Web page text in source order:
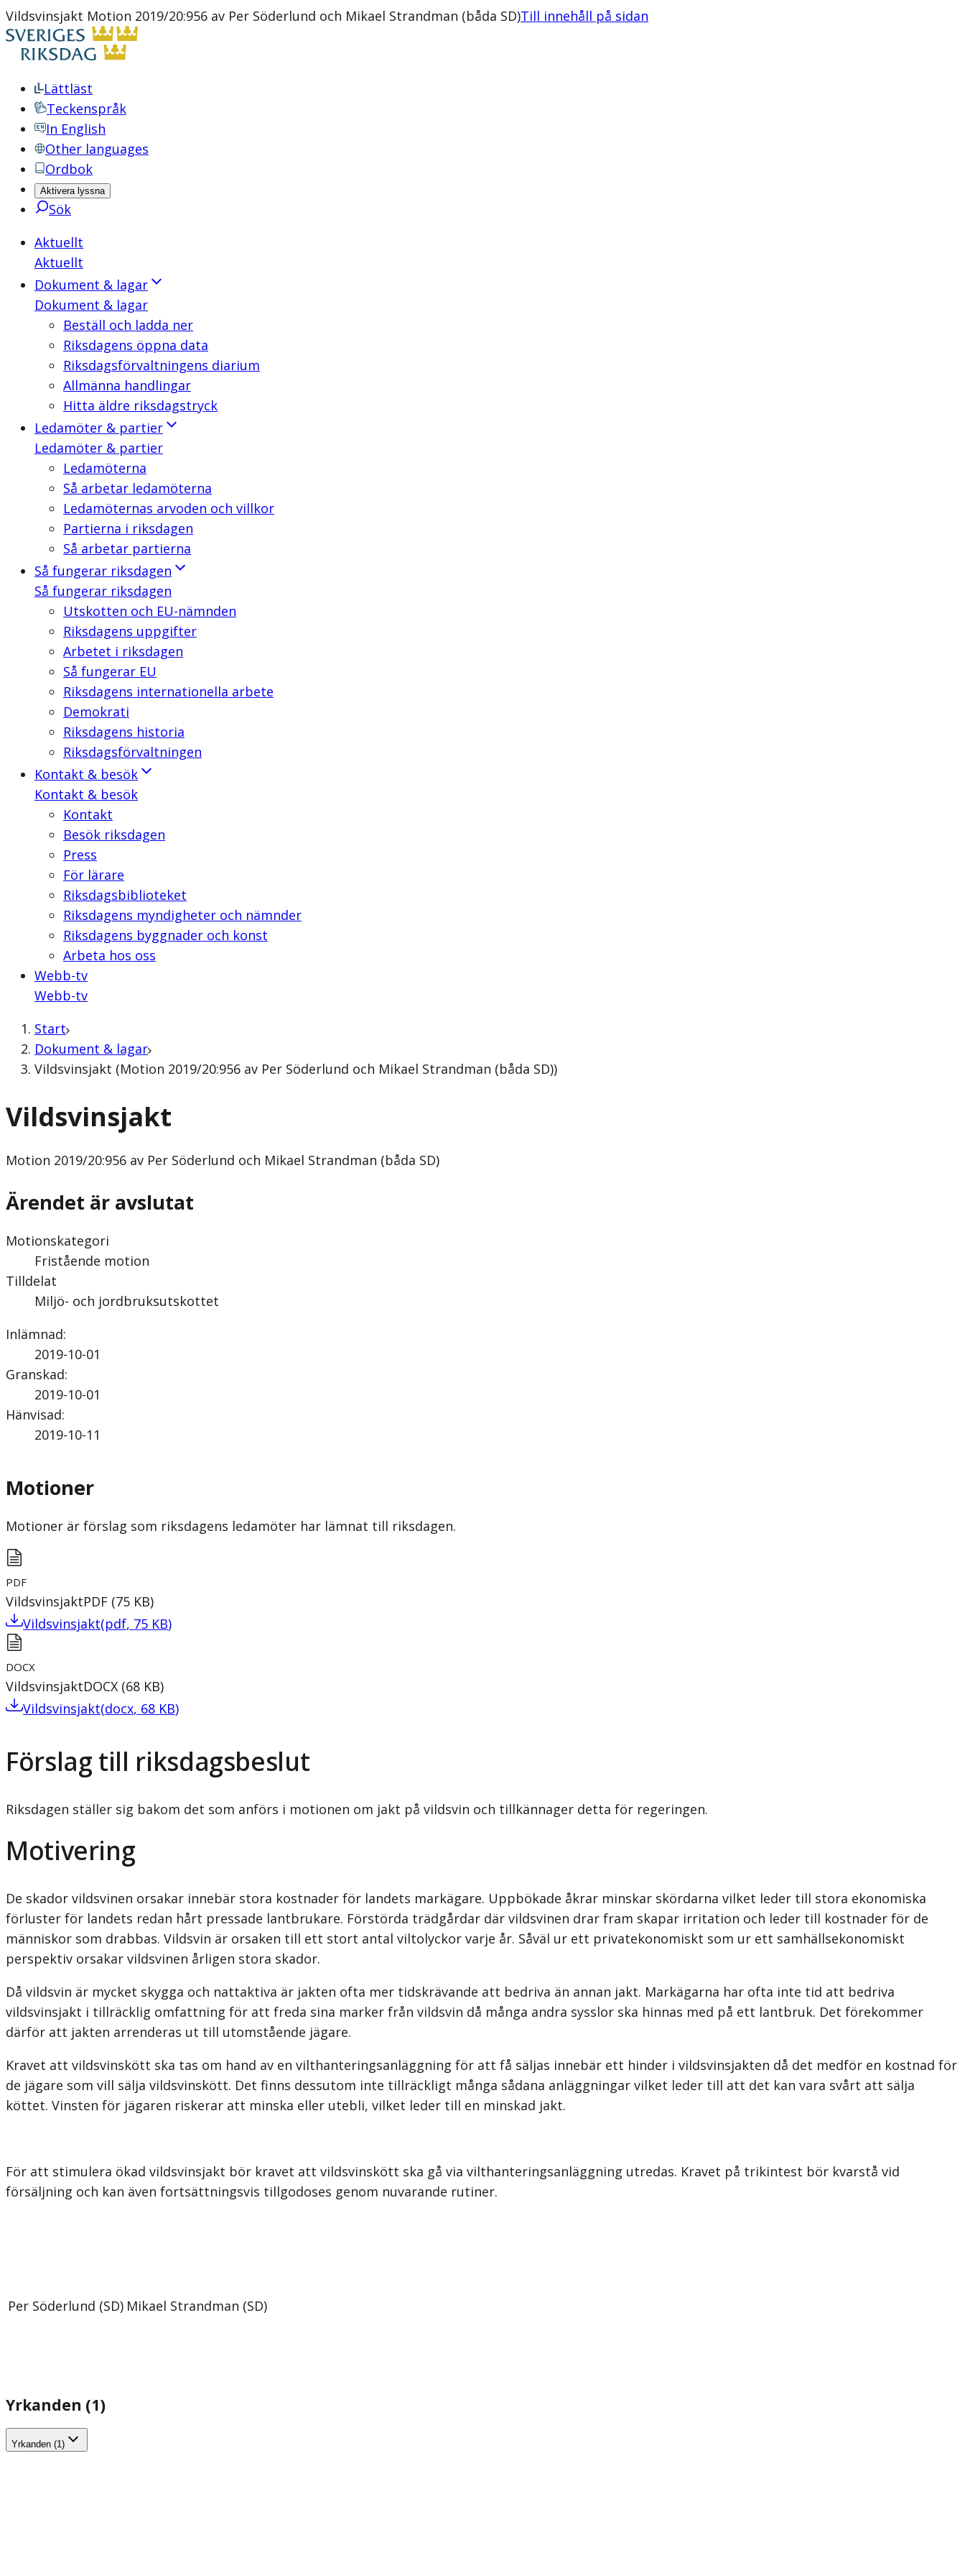
Vildsvinsjakt Motion 2019/20:956 av Per Söderlund och Mikael Strandman (båda SD)Till innehåll på sidan
Lättläst
Teckenspråk
In English
Other languages
Ordbok
Aktivera lyssna
Sök
Aktuellt
Aktuellt
Dokument & lagar
Dokument & lagar
Beställ och ladda ner
Riksdagens öppna data
Riksdagsförvaltningens diarium
Allmänna handlingar
Hitta äldre riksdagstryck
Ledamöter & partier
Ledamöter & partier
Ledamöterna
Så arbetar ledamöterna
Ledamöternas arvoden och villkor
Partierna i riksdagen
Så arbetar partierna
Så fungerar riksdagen
Så fungerar riksdagen
Utskotten och EU-nämnden
Riksdagens uppgifter
Arbetet i riksdagen
Så fungerar EU
Riksdagens internationella arbete
Demokrati
Riksdagens historia
Riksdagsförvaltningen
Kontakt & besök
Kontakt & besök
Kontakt
Besök riksdagen
Press
För lärare
Riksdagsbiblioteket
Riksdagens myndigheter och nämnder
Riksdagens byggnader och konst
Arbeta hos oss
Webb-tv
Webb-tv
Start
Dokument & lagar
Vildsvinsjakt (Motion 2019/20:956 av Per Söderlund och Mikael Strandman (båda SD))
Vildsvinsjakt
Motion 2019/20:956 av Per Söderlund och Mikael Strandman (båda SD)
Ärendet är avslutat
Motionskategori
Fristående motion
Tilldelat
Miljö- och jordbruksutskottet
Inlämnad:
2019-10-01
Granskad:
2019-10-01
Hänvisad:
2019-10-11
Motioner
Motioner är förslag som riksdagens ledamöter har lämnat till riksdagen.
PDF
VildsvinsjaktPDF (75 KB)
Vildsvinsjakt(pdf, 75 KB)
DOCX
VildsvinsjaktDOCX (68 KB)
Vildsvinsjakt(docx, 68 KB)
Förslag till riksdagsbeslut
Riksdagen ställer sig bakom det som anförs i motionen om jakt på vildsvin och tillkännager detta för regeringen.
Motivering
De skador vildsvinen orsakar innebär stora kostnader för landets markägare. Uppbökade åkrar minskar skördarna vilket leder till stora ekonomiska
förluster för landets redan hårt pressade lantbrukare. Förstörda trädgårdar där vildsvinen drar fram skapar irritation och leder till kostnader för de
människor som drabbas. Vildsvin är orsaken till ett stort antal viltolyckor varje år. Såväl ur ett privatekonomiskt som ur ett samhällsekonomiskt
perspektiv orsakar vildsvinen årligen stora skador.
Då vildsvin är mycket skygga och nattaktiva är jakten ofta mer tidskrävande att bedriva än annan jakt. Markägarna har ofta inte tid att bedriva
vildsvinsjakt i tillräcklig omfattning för att freda sina marker från vildsvin då många andra sysslor ska hinnas med på ett lantbruk. Det förekommer
därför att jakten arrenderas ut till utomstående jägare.
Kravet att vildsvinskött ska tas om hand av en vilthanteringsanläggning för att få säljas innebär ett hinder i vildsvinsjakten då det medför en kostnad för
de jägare som vill sälja vildsvinskött. Det finns dessutom inte tillräckligt många sådana anläggningar vilket leder till att det kan vara svårt att sälja
köttet. Vinsten för jägaren riskerar att minska eller utebli, vilket leder till en minskad jakt.
För att stimulera ökad vildsvinsjakt bör kravet att vildsvinskött ska gå via vilthanteringsanläggning utredas. Kravet på trikintest bör kvarstå vid
försäljning och kan även fortsättningsvis tillgodoses genom nuvarande rutiner.
Per Söderlund (SD) Mikael Strandman (SD)
Yrkanden (1)
Yrkanden (1)